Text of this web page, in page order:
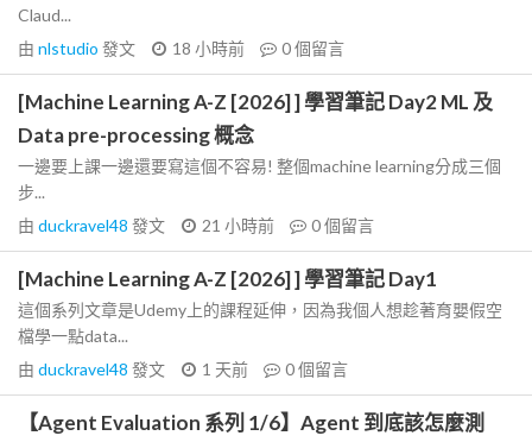
Claud...
由 nlstudio 發文 18 小時前 0個留言
[Machine Learning A-Z [2026] ] 學習筆記 Day2 ML 及
Data pre-processing 概念
一邊要上課一邊還要寫這個不容易! 整個machine learning分成三個
步...
由 duckravel48 發文 21 小時前 0個留言
[Machine Learning A-Z [2026] ] 學習筆記 Day1
這個系列文章是Udemy上的課程延伸，因為我個人想趁著育嬰假空
檔學一點data...
由 duckravel48 發文 1 天前 0個留言
【Agent Evaluation 系列 1/6】Agent 到底該怎麼測